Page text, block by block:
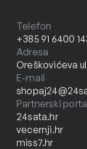
Telefon
+385 91 6400
Adresa
Oreškovićeva
E-mail
Partnerski
24sata.hr
vecernji.hr
miss7.hr